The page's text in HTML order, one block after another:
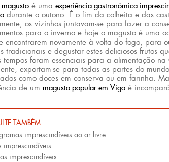
é uma experiência gastronómica
durante o outono. É o fim da colheita e das
os vizinhos juntavam-se para fazer a
para o inverno e hoje o magusto é uma
encontrarem novamente à volta do fogo, para
tradicionais e degustar estes deliciosos frutos
tempos foram essenciais para a alimentação
exportam-se para todas as partes do
como doces em conserva ou em farinha.
de um magusto popular em Vigo é
TAMBÉM:
imprescindíveis ao ar livre
imprescindíveis
imprescindíveis